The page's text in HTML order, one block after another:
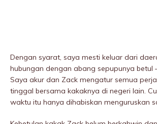
Dengan syarat, saya mesti keluar dari
hubungan dengan abang sepupunya betul
Saya akur dan Zack mengatur semua
tinggal bersama kakaknya di negeri lain.
waktu itu hanya dihabiskan menguruskan